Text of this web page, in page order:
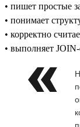
• пишет простые
• понимает
• корректно
• выполняет